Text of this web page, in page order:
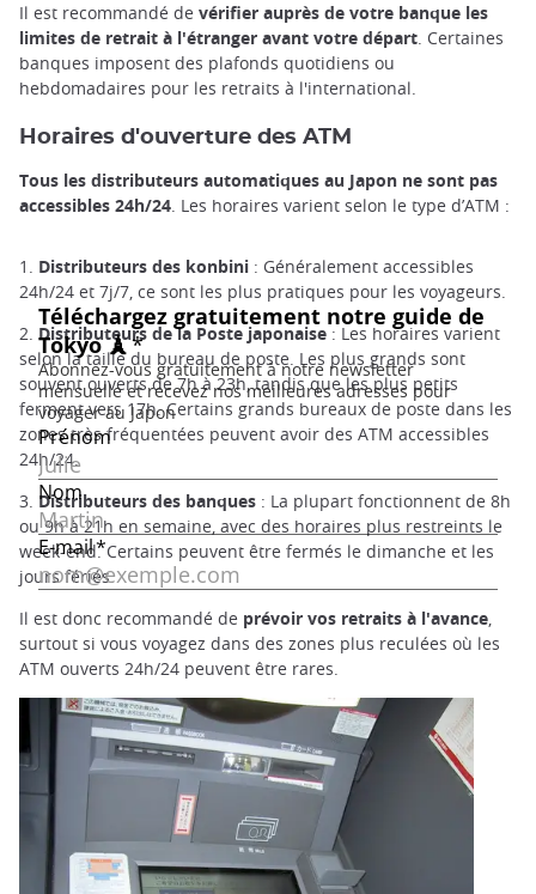
Il est recommandé de vérifier auprès de votre banque les
limites de retrait à l'étranger avant votre départ. Certaines
banques imposent des plafonds quotidiens ou
hebdomadaires pour les retraits à l'international.
Horaires d'ouverture des ATM
Tous les distributeurs automatiques au Japon ne sont pas
accessibles 24h/24. Les horaires varient selon le type d’ATM :
1. Distributeurs des konbini : Généralement accessibles
24h/24 et 7j/7, ce sont les plus pratiques pour les voyageurs.
2. Distributeurs de la Poste japonaise : Les horaires varient
selon la taille du bureau de poste. Les plus grands sont
souvent ouverts de 7h à 23h, tandis que les plus petits
ferment vers 17h. Certains grands bureaux de poste dans les
zones très fréquentées peuvent avoir des ATM accessibles
24h/24.
3. Distributeurs des banques : La plupart fonctionnent de 8h
ou 9h à 21h en semaine, avec des horaires plus restreints le
week-end. Certains peuvent être fermés le dimanche et les
jours fériés.
Il est donc recommandé de prévoir vos retraits à l'avance,
surtout si vous voyagez dans des zones plus reculées où les
ATM ouverts 24h/24 peuvent être rares.